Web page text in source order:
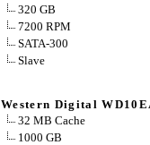
320 GB
7200 RPM
SATA-300
Slave
Western Digital
32 MB Cache
1000 GB